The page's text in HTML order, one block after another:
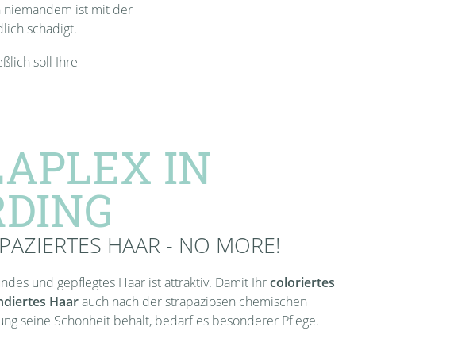
ist mit der
schädigt.
soll Ihre
IN
HAAR - NO MORE!
und gepflegtes Haar ist attraktiv. Damit Ihrcoloriertes
Haarauch nach der strapaziösen chemischen
seine Schönheit behält, bedarf es besonderer Pflege.